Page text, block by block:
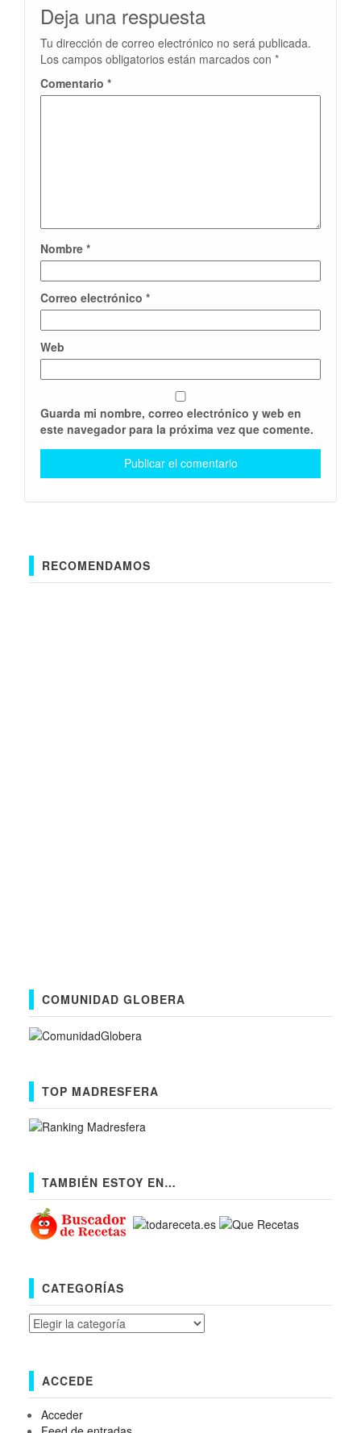
Deja una respuesta
Tu dirección de correo electrónico no será publicada.
Los campos obligatorios están marcados con *
Comentario *
Nombre *
Correo electrónico *
Web
Guarda mi nombre, correo electrónico y web en
este navegador para la próxima vez que comente.
RECOMENDAMOS
COMUNIDAD GLOBERA
TOP MADRESFERA
TAMBIÉN ESTOY EN…
CATEGORÍAS
Categorías
ACCEDE
Acceder